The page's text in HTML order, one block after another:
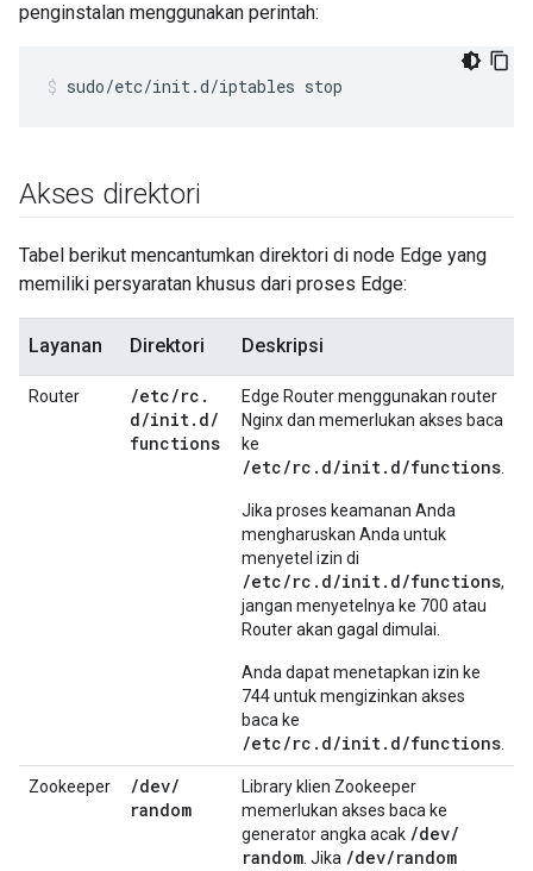
penginstalan menggunakan perintah:
sudo/etc/init.d/iptables stop
Akses direktori
Tabel berikut mencantumkan direktori di node Edge yang
memiliki persyaratan khusus dari proses Edge:
Layanan Direktori Deskripsi
Router /etc/rc .
d/init. d/
functions
Edge Router menggunakan router
Nginx dan memerlukan akses baca
ke
/etc/rc.d/init.d/functions
Jika proses keamanan Anda
mengharuskan Anda untuk
menyetel izin di
/etc/rc.d/init.d/functions,
jangan menyetelnya ke 700 atau
Router akan gagal dimulai.
Anda dapat menetapkan izin ke
744 untuk mengizinkan akses
baca ke
/etc/rc.d/init.d/functions
Zookeeper /dev/
random
Library klien Zookeeper
memerlukan akses baca ke
generator angka acak /dev/
random . Jika /dev/random